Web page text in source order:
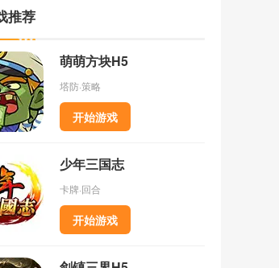
推荐
萌萌方块H5
塔防·策略
开始游戏
少年三国志
卡牌·回合
开始游戏